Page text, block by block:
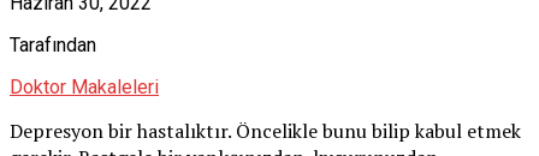
Tarafından
Doktor Makaleleri
Depresyon bir hastalıktır. Öncelikle bunu bilip kabul etmek